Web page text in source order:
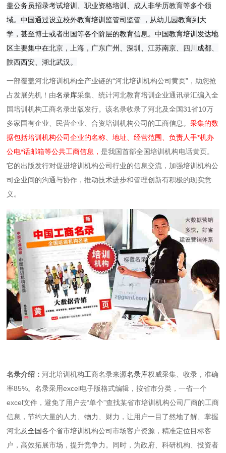
盖公务员招录考试培训、职业资格培训、成人非学历教育等多个领
域。中国通过设立校外教育培训监管司监管 ，从幼儿园教育到大
学，甚至博士或者出国等各个阶层的教育信息。中国教育培训发达地
区主要集中在北京 ， 上海 ， 广东广州、深圳、江苏南京、 四川成都、
陕西西安、湖北武汉。
一部覆盖河北培训机构全产业链的“河北培训机构公司黄页”，助您抢
占发展先机！由名录库采集、统计河北教育培训企业通讯录汇编入全
国培训机构工商名录出版发行。该名录收录了河北及全国31省10万
多家国有企业、民营企业、合资培训机构公司的工商信息。采集的数
据包括培训机构公司企业的名称、地址、经营范围、负责人手*机办
公电*话邮箱等公共工商信息，是我国首部全国培训机构电话黄页。
它的出版发行对促进培训机构公司行业的信息交流，加强培训机构公
司企业间的沟通与协作，推动技术进步和管理创新有积极的现实意
义。
名录介绍：河北培训机构工商名录来源名录库权威采集、收录，准确
率85%。名录采用excel电子版格式编辑，按省市分类，一省一个
excel文件，避免了用户去“单个”查找某省市培训机构公司厂商的工商
信息，节约大量的人力、物力、财力，让用户一目了然地了解、掌握
河北及全国各个省市培训机构公司市场客户资源，精准定位目标客
户，高效拓展市场，提升竞争力。同时，为政府、科研机构、投资者